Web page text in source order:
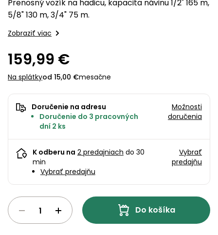
Náhradné
Vidly
Štiepačky
dreva
Drviče
Špalíkovače
vysávače
na lístie
Záhradné
vozíky
Fúriky
Rozmetadlá
a posypové
vozíky
boxy
Ochrana
rastlín
Záhradné
obrubníky
Tieniace
Odpudzovače
a pasce
Príslušenstvo
stoly
Vibračné
dosky
Transportéry
betón
Meracie
prístroje
Nabíjačky
autobatérií
Vykurovanie
Seniorské
vozíky
Prilby
Prenosný vozík na hadicu, kapacita návinu 1/2" 165 m,
5/8" 130 m, 3/4" 75 m.
Zobraziť viac
159,99 €
Na splátkyod 15,00 €mesačne
Doručenie na adresu
Doručenie do 3 pracovných
dní 2 ks
Možnosti
doručenia
K odberu na 2 predajniach do 30
min
Vybrať predajňu
Vybrať
predajňu
Do košíka